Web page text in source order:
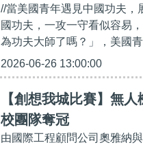
//當美國青年遇見中國功夫，
國功夫，一攻一守看似容易
為功夫大師了嗎？」，美國
2026-06-26 13:00:00
【創想我城比賽】無
校團隊奪冠
由國際工程顧問公司奧雅納